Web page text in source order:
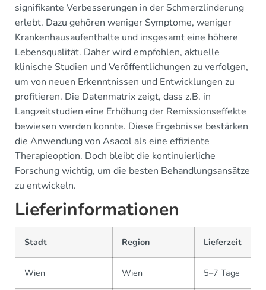
signifikante Verbesserungen in der Schmerzlinderung
erlebt. Dazu gehören weniger Symptome, weniger
Krankenhausaufenthalte und insgesamt eine höhere
Lebensqualität. Daher wird empfohlen, aktuelle
klinische Studien und Veröffentlichungen zu verfolgen,
um von neuen Erkenntnissen und Entwicklungen zu
profitieren. Die Datenmatrix zeigt, dass z.B. in
Langzeitstudien eine Erhöhung der Remissionseffekte
bewiesen werden konnte. Diese Ergebnisse bestärken
die Anwendung von Asacol als eine effiziente
Therapieoption. Doch bleibt die kontinuierliche
Forschung wichtig, um die besten Behandlungsansätze
zu entwickeln.
Lieferinformationen
Stadt Region Lieferzeit
Wien Wien 5–7 Tage